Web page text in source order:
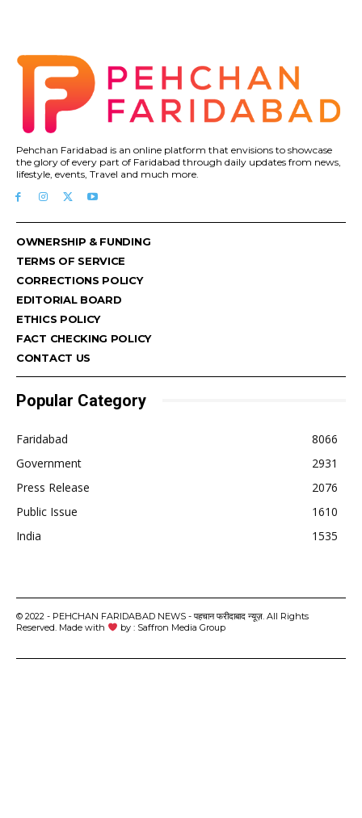
Pehchan Faridabad is an online platform that envisions to showcase
the glory of every part of Faridabad through daily updates from news,
lifestyle, events, Travel and much more.
OWNERSHIP & FUNDING
TERMS OF SERVICE
CORRECTIONS POLICY
EDITORIAL BOARD
ETHICS POLICY
FACT CHECKING POLICY
CONTACT US
Popular Category
Faridabad
8066
Government
2931
Press Release
2076
Public Issue
1610
India
1535
© 2022 - PEHCHAN FARIDABAD NEWS - पहचान फरीदाबाद न्यूज़. All Rights
Reserved. Made with
by : Saffron Media Group